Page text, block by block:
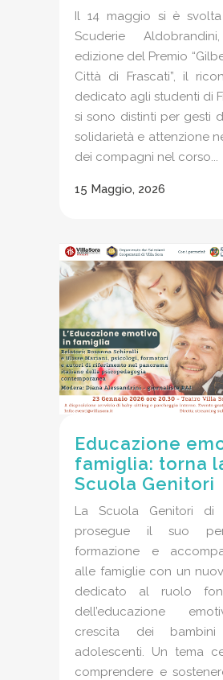
Il 14 maggio si è
Scuderie
edizione del Premio
Città di Frascati”, il
dedicato agli studenti di
si sono distinti per gesti
solidarietà e attenzione
dei compagni nel corso...
15 Maggio, 2026
Educazione
famiglia: torna
Scuola Genitori
La Scuola Genitori di
prosegue il suo
formazione e
alle famiglie con un
dedicato al ruolo
dell’educazione
crescita dei
adolescenti. Un tema
comprendere e